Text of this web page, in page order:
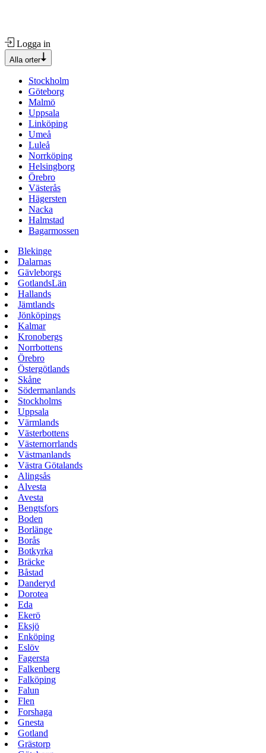
Logga in
Alla orter
Stockholm
Göteborg
Malmö
Uppsala
Linköping
Umeå
Luleå
Norrköping
Helsingborg
Örebro
Västerås
Hägersten
Nacka
Halmstad
Bagarmossen
Blekinge
Dalarnas
Gävleborgs
GotlandsLän
Hallands
Jämtlands
Jönköpings
Kalmar
Kronobergs
Norrbottens
Örebro
Östergötlands
Skåne
Södermanlands
Stockholms
Uppsala
Värmlands
Västerbottens
Västernorrlands
Västmanlands
Västra Götalands
Alingsås
Alvesta
Avesta
Bengtsfors
Boden
Borlänge
Borås
Botkyrka
Bräcke
Båstad
Danderyd
Dorotea
Eda
Ekerö
Eksjö
Enköping
Eslöv
Fagersta
Falkenberg
Falköping
Falun
Flen
Forshaga
Gnesta
Gotland
Grästorp